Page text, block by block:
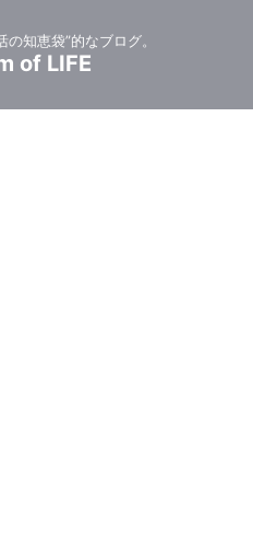
知恵袋”的なブログ。
of LIFE